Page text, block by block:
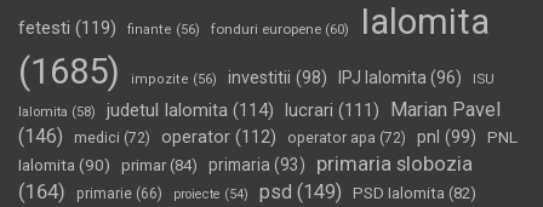
fetesti (119) finante (56) fonduri europene (60)
Ialomita
(1685)
impozite (56) investitii (98) IPJ Ialomita (96) ISU
Ialomita (58) judetul Ialomita (114) lucrari (111)
Marian Pavel
(146)
medici (72) operator (112) operator apa (72) pnl (99)
PNL
Ialomita (90) primar(84) primaria (93)
primaria slobozia
(164)
primarie (66) proiecte (54) psd (149) PSD Ialomita (82)